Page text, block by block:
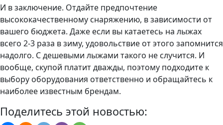
И в заключение. Отдайте предпочтение
высококачественному снаряжению, в зависимости от
вашего бюджета. Даже если вы катаетесь на лыжах
всего 2-3 раза в зиму, удовольствие от этого запомнится
надолго. С дешевыми лыжами такого не случится. И
вообще, скупой платит дважды, поэтому подходите к
выбору оборудования ответственно и обращайтесь к
наиболее известным брендам.
Поделитесь этой новостью: